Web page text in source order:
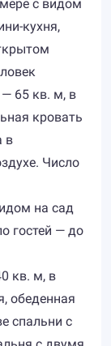
с видом
кухня,
65 кв. м, в
кровать
в
Число
на сад
гостей — до
кв. м, в
обеденная
спальни с